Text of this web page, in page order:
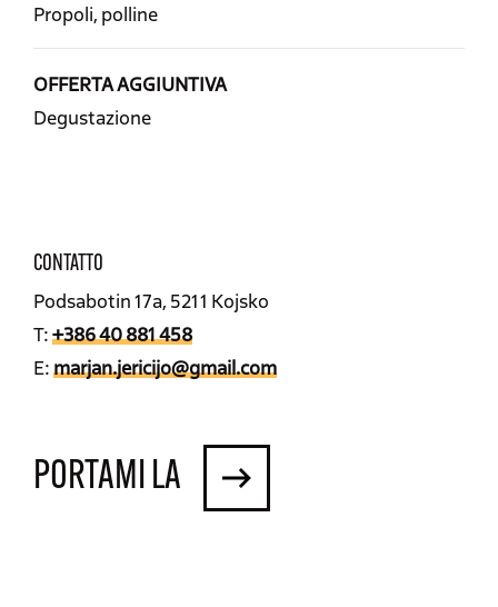
Propoli, polline
OFFERTA AGGIUNTIVA
Degustazione
CONTATTO
Podsabotin 17a, 5211 Kojsko
T:+386 40 881 458
E:marjan.jericijo@gmail.com
PORTAMI LA